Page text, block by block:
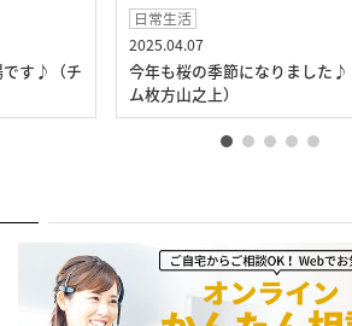
です♪（チ
日常生活
2025.04.07
今年も桜の季節になりました♪
ム枚方山之上）